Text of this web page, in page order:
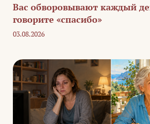
Вас обворовывают каждый
говорите «спасибо»
03.08.2026